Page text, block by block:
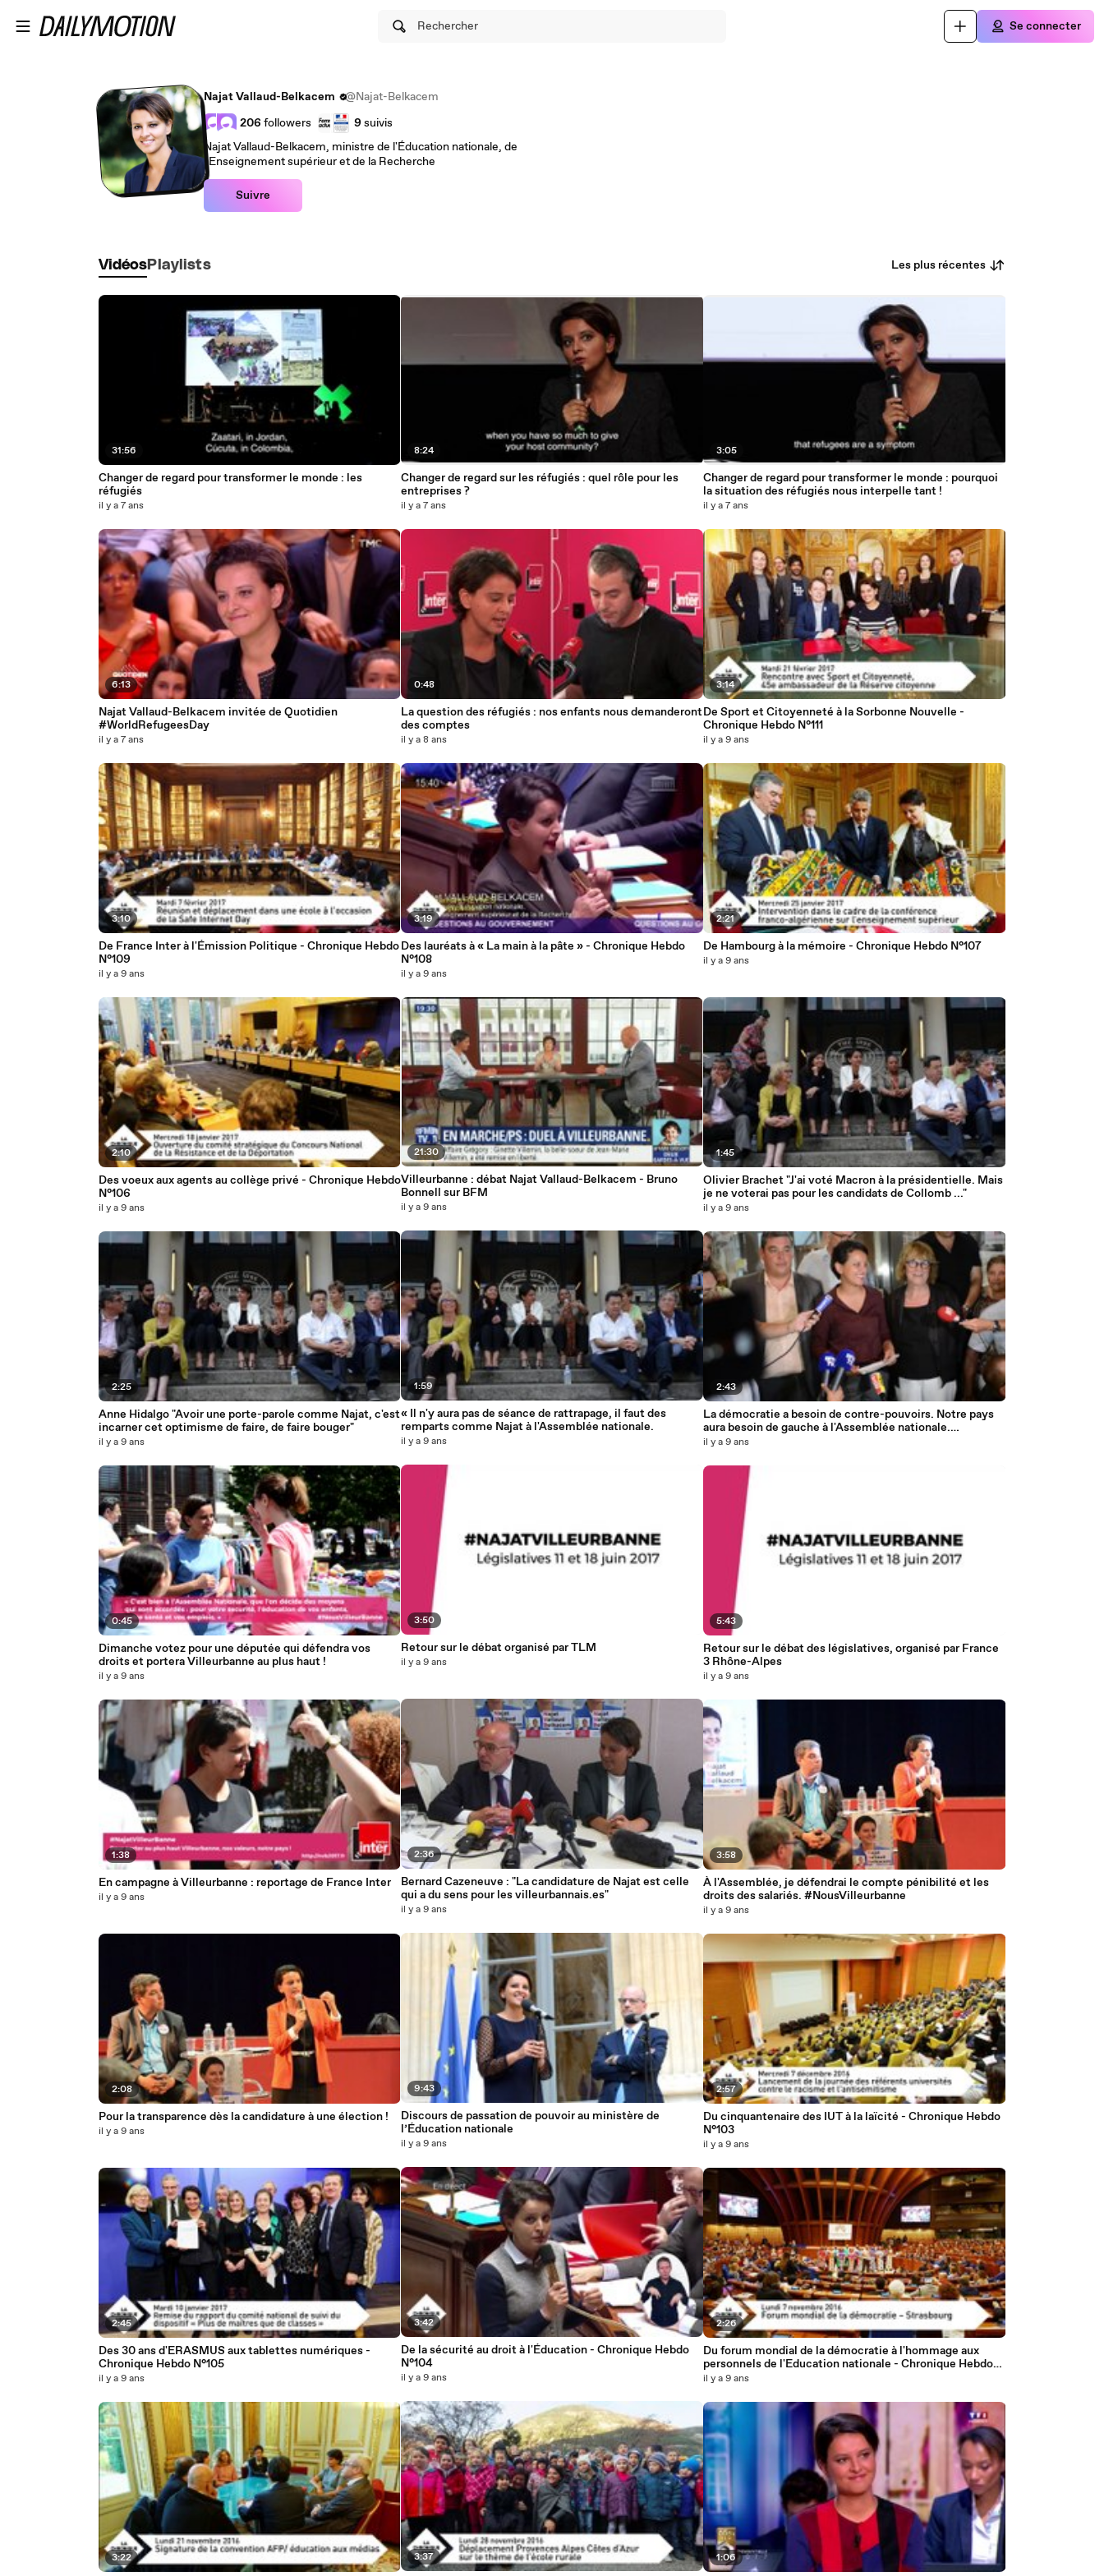
Rechercher Se connecter
Najat Vallaud-Belkacem
@Najat-Belkacem
206 followers 9suivis
Najat Vallaud-Belkacem, ministre de l'Éducation nationale, de
l'Enseignement supérieur et de la Recherche
Suivre
Vidéos Playlists Les plus récentes
31:56
Changer de regard pour transformer le monde : les
réfugiés
il y a 7 ans
6:13
Najat Vallaud-Belkacem invitée de Quotidien
#WorldRefugeesDay
il y a 7 ans
3:10
De France Inter à l'Émission Politique - Chronique Hebdo
N°109
il y a 9 ans
2:10
Des voeux aux agents au collège privé - Chronique Hebdo
N°106
il y a 9 ans
2:25
Anne Hidalgo "Avoir une porte-parole comme Najat, c'est
incarner cet optimisme de faire, de faire bouger"
il y a 9 ans
0:45
Dimanche votez pour une députée qui défendra vos
droits et portera Villeurbanne au plus haut !
il y a 9 ans
1:38
En campagne à Villeurbanne : reportage de France Inter
il y a 9 ans
2:08
Pour la transparence dès la candidature à une élection !
il y a 9 ans
2:45
Des 30 ans d'ERASMUS aux tablettes numériques -
Chronique Hebdo N°105
il y a 9 ans
3:22
8:24
Changer de regard sur les réfugiés : quel rôle pour les
entreprises ?
il y a 7 ans
0:48
La question des réfugiés : nos enfants nous demanderont
des comptes
il y a 8 ans
3:19
Des lauréats à « La main à la pâte » - Chronique Hebdo
N°108
il y a 9 ans
21:30
Villeurbanne : débat Najat Vallaud-Belkacem - Bruno
Bonnell sur BFM
il y a 9 ans
1:59
« Il n'y aura pas de séance de rattrapage, il faut des
remparts comme Najat à l'Assemblée nationale.
il y a 9 ans
3:50
Retour sur le débat organisé par TLM
il y a 9 ans
2:36
Bernard Cazeneuve : "La candidature de Najat est celle
qui a du sens pour les villeurbannais.es"
il y a 9 ans
9:43
Discours de passation de pouvoir au ministère de
l’Éducation nationale
il y a 9 ans
3:42
De la sécurité au droit à l'Éducation - Chronique Hebdo
N°104
il y a 9 ans
3:37
3:05
Changer de regard pour transformer le monde : pourquoi
la situation des réfugiés nous interpelle tant !
il y a 7 ans
3:14
De Sport et Citoyenneté à la Sorbonne Nouvelle -
Chronique Hebdo N°111
il y a 9 ans
2:21
De Hambourg à la mémoire - Chronique Hebdo N°107
il y a 9 ans
1:45
Olivier Brachet "J'ai voté Macron à la présidentielle. Mais
je ne voterai pas pour les candidats de Collomb ..."
il y a 9 ans
2:43
La démocratie a besoin de contre-pouvoirs. Notre pays
aura besoin de gauche à l'Assemblée nationale.
Mobilisons-nous !
il y a 9 ans
5:43
Retour sur le débat des législatives, organisé par France
3 Rhône-Alpes
il y a 9 ans
3:58
À l'Assemblée, je défendrai le compte pénibilité et les
droits des salariés. #NousVilleurbanne
il y a 9 ans
2:57
Du cinquantenaire des IUT à la laïcité - Chronique Hebdo
N°103
il y a 9 ans
2:26
Du forum mondial de la démocratie à l'hommage aux
personnels de l'Education nationale - Chronique Hebdo
N°99
il y a 9 ans
1:06